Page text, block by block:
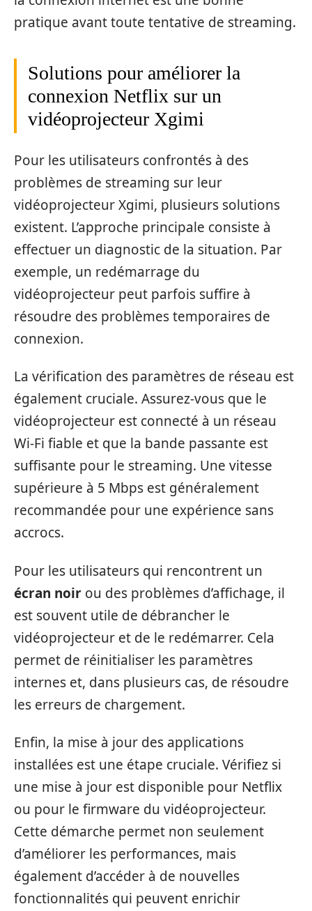
pratique avant toute tentative de streaming.
Solutions pour améliorer la
connexion Netflix sur un
vidéoprojecteur Xgimi
Pour les utilisateurs confrontés à des
problèmes de streaming sur leur
vidéoprojecteur Xgimi, plusieurs solutions
existent. L’approche principale consiste à
effectuer un diagnostic de la situation. Par
exemple, un redémarrage du
vidéoprojecteur peut parfois suffire à
résoudre des problèmes temporaires de
connexion.
La vérification des paramètres de réseau est
également cruciale. Assurez-vous que le
vidéoprojecteur est connecté à un réseau
Wi-Fi fiable et que la bande passante est
suffisante pour le streaming. Une vitesse
supérieure à 5 Mbps est généralement
recommandée pour une expérience sans
accrocs.
Pour les utilisateurs qui rencontrent un
écran noir ou des problèmes d’affichage, il
est souvent utile de débrancher le
vidéoprojecteur et de le redémarrer. Cela
permet de réinitialiser les paramètres
internes et, dans plusieurs cas, de résoudre
les erreurs de chargement.
Enfin, la mise à jour des applications
installées est une étape cruciale. Vérifiez si
une mise à jour est disponible pour Netflix
ou pour le firmware du vidéoprojecteur.
Cette démarche permet non seulement
d’améliorer les performances, mais
également d’accéder à de nouvelles
fonctionnalités qui peuvent enrichir